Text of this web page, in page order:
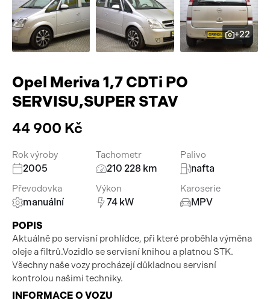
Pracovní stroje
Náhradní díly
Auto a život
Videa
+22
Opel Meriva 1,7 CDTi PO
SERVISU,SUPER STAV
44 900 Kč
Rok výroby
2005
Tachometr
210 228 km
Palivo
nafta
Převodovka
manuální
Výkon
74 kW
Karoserie
MPV
POPIS
Aktuálně po servisní prohlídce, při které proběhla výměna
oleje a filtrů.Vozidlo se servisní knihou a platnou STK.
Všechny naše vozy procházejí důkladnou servisní
kontrolou našimi techniky.
INFORMACE O VOZU